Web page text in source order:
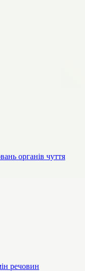
органів чуття
речовин